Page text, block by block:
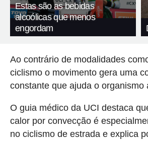
Estas são as bebidas
alcoólicas que menos
engordam
Ao contrário de modalidades
ciclismo o movimento gera uma
constante que ajuda o organismo
O guia médico da UCI destaca
calor por convecção é
no ciclismo de estrada e explica